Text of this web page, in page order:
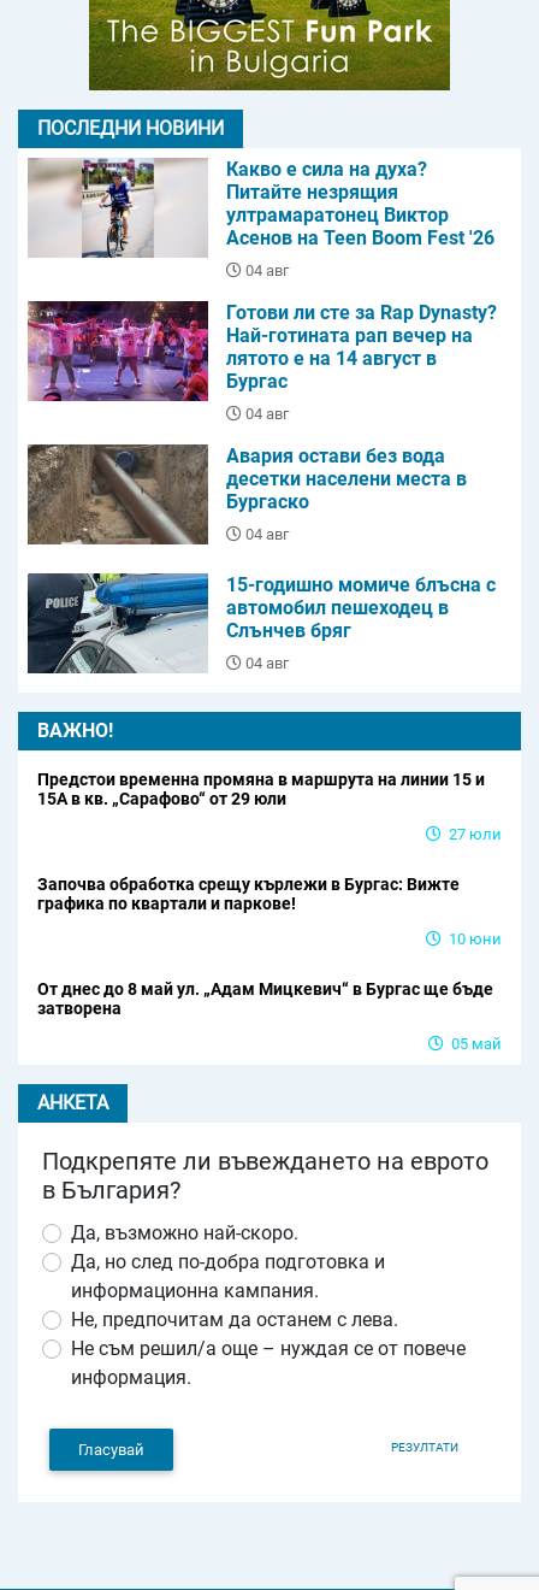
ПОСЛЕДНИ НОВИНИ
Какво е сила на духа?
Питайте незрящия
ултрамаратонец Виктор
Асенов на Teen Boom Fest '26
04 авг
Готови ли сте за Rap Dynasty?
Най-готината рап вечер на
лятото е на 14 август в
Бургас
04 авг
Авария остави без вода
десетки населени места в
Бургаско
04 авг
15-годишно момиче блъсна с
автомобил пешеходец в
Слънчев бряг
04 авг
ВАЖНО!
Предстои временна промяна в маршрута на линии 15 и
15А в кв. „Сарафово“ от 29 юли
27 юли
Започва обработка срещу кърлежи в Бургас: Вижте
графика по квартали и паркове!
10 юни
От днес до 8 май ул. „Адам Мицкевич“ в Бургас ще бъде
затворена
05 май
АНКЕТА
Подкрепяте ли въвеждането на еврото
в България?
Да, възможно най-скоро.
Да, но след по-добра подготовка и
информационна кампания.
Не, предпочитам да останем с лева.
Не съм решил/а още – нуждая се от повече
информация.
Гласувай РЕЗУЛТАТИ